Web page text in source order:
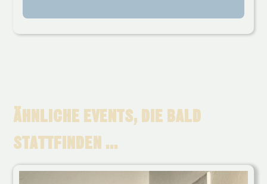
ÄHNLICHE EVENTS, DIE BALD
STATTFINDEN ...